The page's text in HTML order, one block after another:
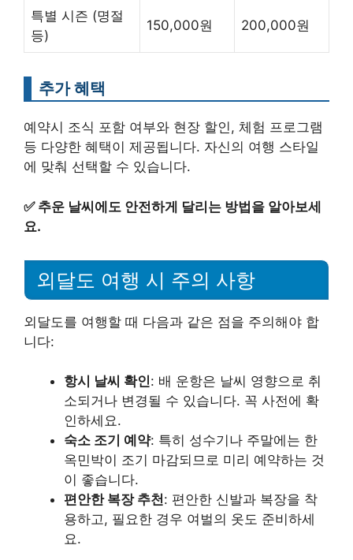
특별 시즌 (명절
등)
150,000원 200,000원
추가 혜택
예약시 조식 포함 여부와 현장 할인, 체험 프로그램
등 다양한 혜택이 제공됩니다. 자신의 여행 스타일
에 맞춰 선택할 수 있습니다.
✅ 추운 날씨에도 안전하게 달리는 방법을 알아보세
요.
외달도 여행 시 주의 사항
외달도를 여행할 때 다음과 같은 점을 주의해야 합
니다:
항시 날씨 확인: 배 운항은 날씨 영향으로 취
소되거나 변경될 수 있습니다. 꼭 사전에 확
인하세요.
숙소 조기 예약: 특히 성수기나 주말에는 한
옥민박이 조기 마감되므로 미리 예약하는 것
이 좋습니다.
편안한 복장 추천: 편안한 신발과 복장을 착
용하고, 필요한 경우 여벌의 옷도 준비하세
요.